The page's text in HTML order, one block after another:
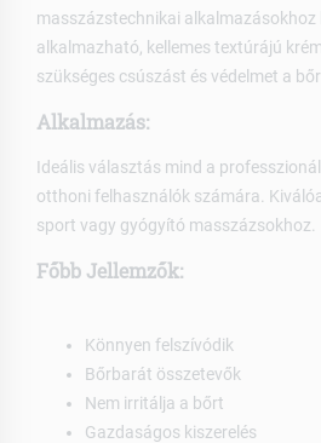
masszázstechnikai alkalmazásokhoz
alkalmazható, kellemes textúrájú
szükséges csúszást és védelmet a
Alkalmazás:
Ideális választás mind a
otthoni felhasználók számára.
sport vagy gyógyító masszázsokhoz.
Főbb Jellemzők:
Könnyen felszívódik
Bőrbarát összetevők
Nem irritálja a bőrt
Gazdaságos kiszerelés